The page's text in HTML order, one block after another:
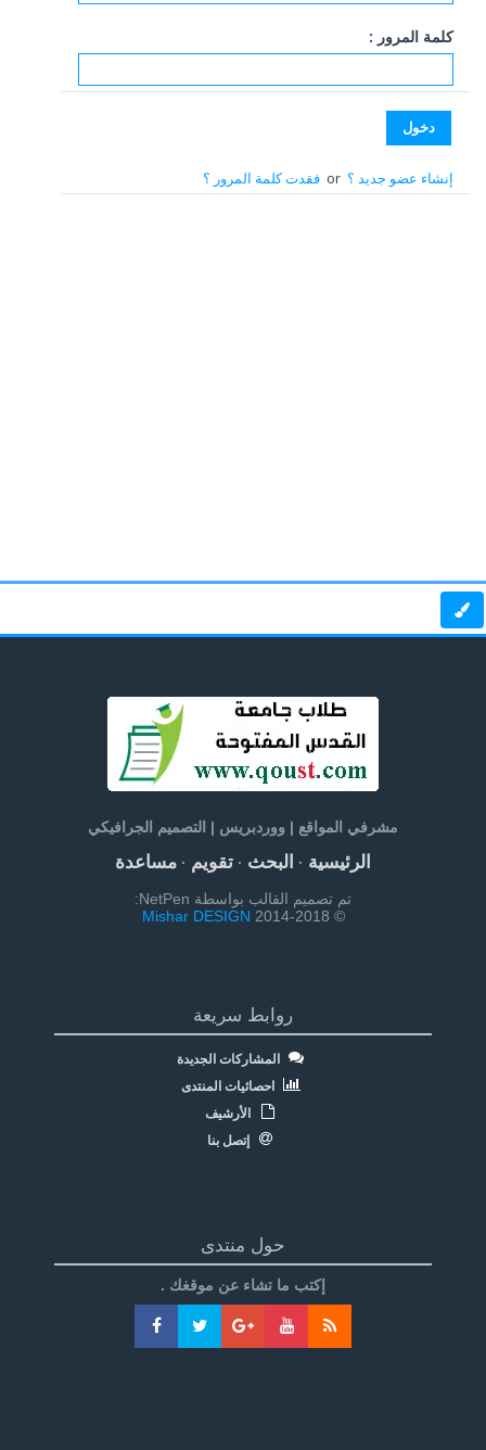
كلمة المرور :
إنشاء عضو جديد ؟or فقدت كلمة المرور ؟
مشرفي المواقع | ووردبريس | التصميم الجرافيكي
الرئيسية· البحث· تقويم· مساعدة
تم تصميم القالب بواسطة NetPen:
© 2014-2018
Mishar DESIGN
روابط سريعة
المشاركات الجديدة
احصائيات المنتدى
الأرشيف
إتصل بنا
حول منتدى
إكتب ما تشاء عن موقغك .